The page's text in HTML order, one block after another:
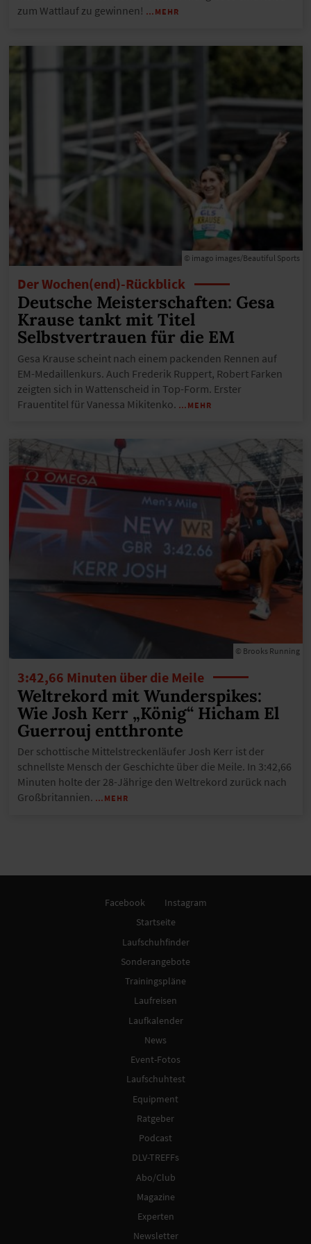
zum Wattlauf zu gewinnen! …MEHR
© imago images/Beautiful Sports
Der Wochen(end)-Rückblick
Deutsche Meisterschaften: Gesa
Krause tankt mit Titel
Selbstvertrauen für die EM
Gesa Krause scheint nach einem packenden Rennen auf
EM-Medaillenkurs. Auch Frederik Ruppert, Robert Farken
zeigten sich in Wattenscheid in Top-Form. Erster
Frauentitel für Vanessa Mikitenko. …MEHR
© Brooks Running
3:42,66 Minuten über die Meile
Weltrekord mit Wunderspikes:
Wie Josh Kerr „König“ Hicham El
Guerrouj entthronte
Der schottische Mittelstreckenläufer Josh Kerr ist der
schnellste Mensch der Geschichte über die Meile. In 3:42,66
Minuten holte der 28-Jährige den Weltrekord zurück nach
Großbritannien. …MEHR
Facebook
Instagram
Startseite
Laufschuhfinder
Sonderangebote
Trainingspläne
Laufreisen
Laufkalender
News
Event-Fotos
Laufschuhtest
Equipment
Ratgeber
Podcast
DLV-TREFFs
Abo/Club
Magazine
Experten
Newsletter